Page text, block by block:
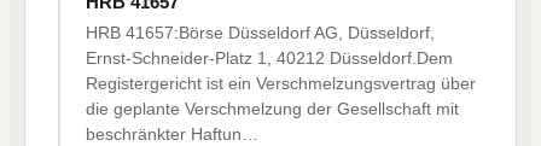
HRB 41657:Börse Düsseldorf AG, Düsseldorf,
Ernst-Schneider-Platz 1, 40212 Düsseldorf.Dem
Registergericht ist ein Verschmelzungsvertrag über
die geplante Verschmelzung der Gesellschaft mit
beschränkter Haftun…